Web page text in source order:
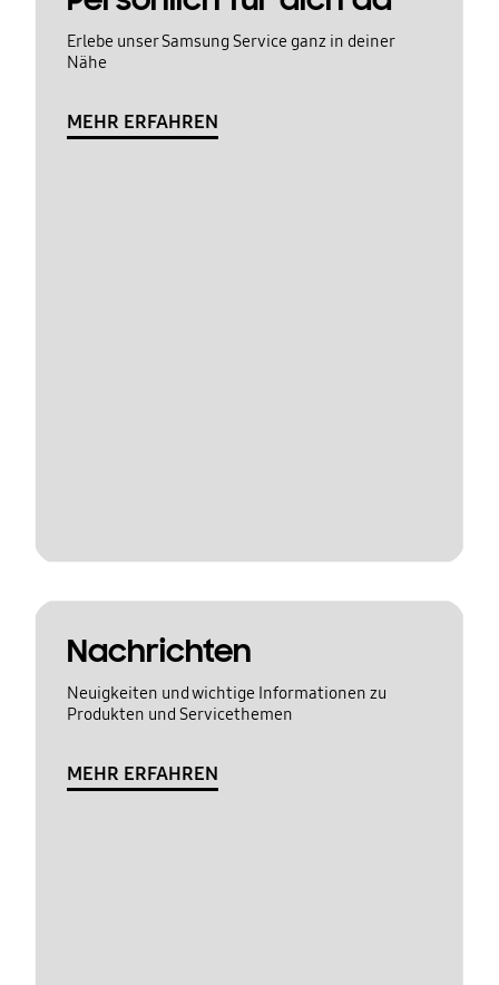
Erlebe unser Samsung Service ganz in deiner
Nähe
MEHR ERFAHREN
Nachrichten
Neuigkeiten und wichtige Informationen zu
Produkten und Servicethemen
MEHR ERFAHREN